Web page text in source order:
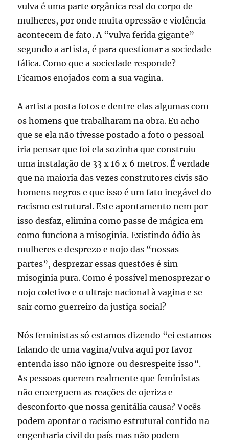
vulva é uma parte orgânica real do corpo de
mulheres, por onde muita opressão e violência
acontecem de fato. A “vulva ferida gigante”
segundo a artista, é para questionar a sociedade
fálica. Como que a sociedade responde?
Ficamos enojados com a sua vagina.
A artista posta fotos e dentre elas algumas com
os homens que trabalharam na obra. Eu acho
que se ela não tivesse postado a foto o pessoal
iria pensar que foi ela sozinha que construiu
uma instalação de 33 x 16 x 6 metros. É verdade
que na maioria das vezes construtores civis são
homens negros e que isso é um fato inegável do
racismo estrutural. Este apontamento nem por
isso desfaz, elimina como passe de mágica em
como funciona a misoginia. Existindo ódio às
mulheres e desprezo e nojo das “nossas
partes”, desprezar essas questões é sim
misoginia pura. Como é possível menosprezar o
nojo coletivo e o ultraje nacional à vagina e se
sair como guerreiro da justiça social?
Nós feministas só estamos dizendo “ei estamos
falando de uma vagina/vulva aqui por favor
entenda isso não ignore ou desrespeite isso”.
As pessoas querem realmente que feministas
não enxerguem as reações de ojeriza e
desconforto que nossa genitália causa? Vocês
podem apontar o racismo estrutural contido na
engenharia civil do país mas não podem